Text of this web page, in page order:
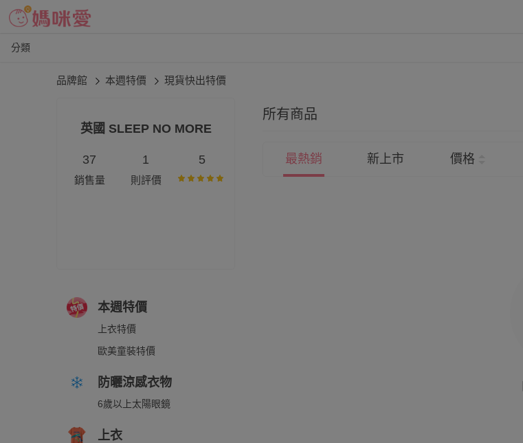
分類
品牌館 本週特價 現貨快出特價
英國 SLEEP NO MORE
37
銷售量
1
則評價
5
本週特價
上衣特價
歐美童裝特價
防曬涼感衣物
6歲以上太陽眼鏡
上衣
所有商品
最熱銷 新上市 價格